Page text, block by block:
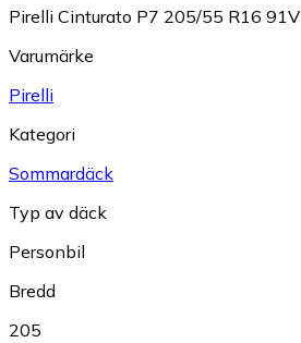
Pirelli Cinturato P7 205/55 R16 91V
Varumärke
Pirelli
Kategori
Sommardäck
Typ av däck
Personbil
Bredd
205